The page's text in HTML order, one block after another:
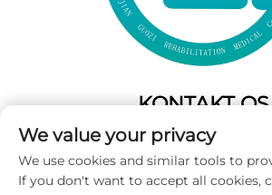
KONTAKT OS
Add: 50 Gaofeng South Lane,West
Tlf.:+86-19859128239
E-mail:
We value your privacy
We use cookies and similar tools to
If you don't want to accept all cookies,